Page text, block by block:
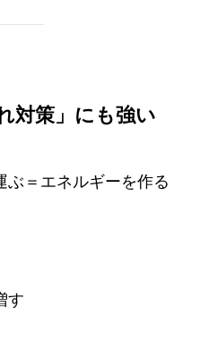
対策」にも強い
ぶ＝エネルギーを作る
す